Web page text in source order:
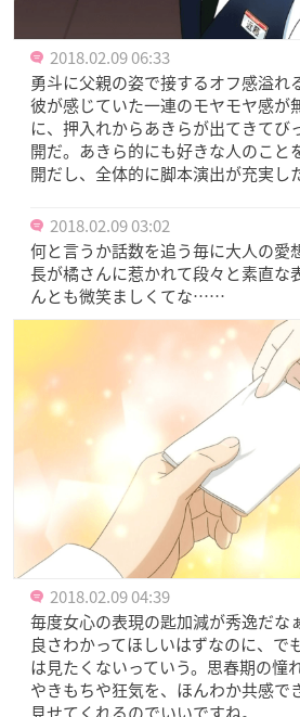
2018.02.09 06:33
勇斗に父親の姿で接するオフ感溢れ
彼が感じていた一連のモヤモヤ感
に、押入れからあきらが出てきてび
開だ。あきら的にも好きな人のこと
開だし、全体的に脚本演出が充実し
2018.02.09 03:02
何と言うか話数を追う毎に大人の愛
長が橘さんに惹かれて段々と素直な
んとも微笑ましくてな……
2018.02.09 04:39
毎度女心の表現の匙加減が秀逸だな
良さわかってほしいはずなのに、で
は見たくないっていう。思春期の憧
やきもちや狂気を、ほんわか共感で